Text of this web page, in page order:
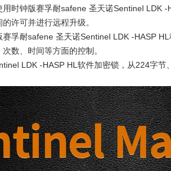
用时钟版赛孚耐safene 圣天诺Sentinel LDK
许可并进行远程升级。
孚耐safene 圣天诺Sentinel LDK -HASP
数、时间等方面的控制。
LDK -HASP HL软件加密锁，从224字节